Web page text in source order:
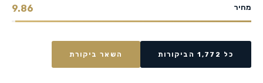
מחיר 9.86
כל 1,772 הביקורות השאר ביקורת